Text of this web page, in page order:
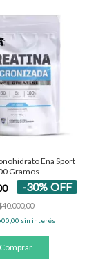
Ena Sport
Gramos
-30% OFF
sin interés